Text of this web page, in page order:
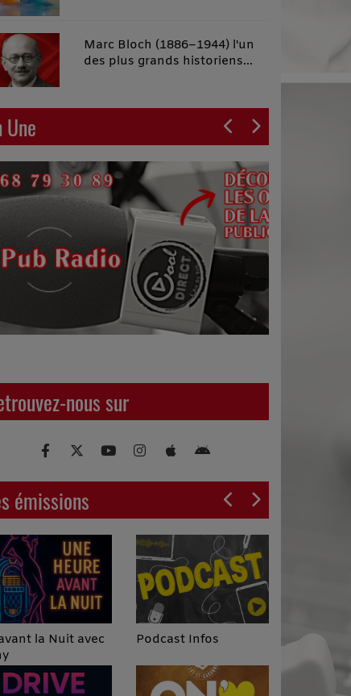
Marc Bloch (1886–1944) l'un
des plus grands historiens
Une
nous sur
émissions
la Nuit avec
Podcast Infos